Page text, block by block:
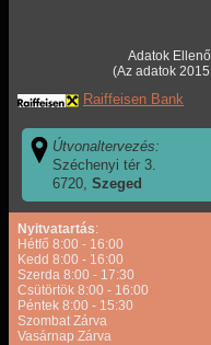
Adatok
(Az adatok
Raiffeisen Bank
Útvonaltervezés:
Széchenyi tér 3.
6720,Szeged
Nyitvatartás:
Hétfő 8:00 - 16:00
Kedd 8:00 - 16:00
Szerda 8:00 - 17:30
Csütörtök 8:00 - 16:00
Péntek 8:00 - 15:30
Szombat Zárva
Vasárnap Zárva